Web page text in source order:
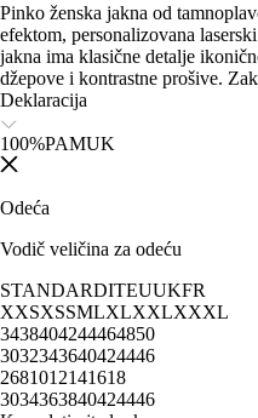
Pinko ženska jakna od
efektom, personalizovana
jakna ima klasične detalje
džepove i kontrastne prošive.
Deklaracija
100%PAMUK
Odeća
Vodič veličina za odeću
STANDARDITEUUKFR
XXSXSSMLXLXXLXXXL
3438404244464850
3032343640424446
2681012141618
3034363840424446